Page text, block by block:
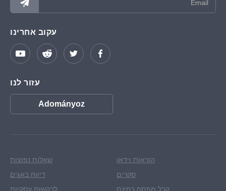
עקוב אחרינו
עזור לנו
Adományoz
הוראות וידאו
סקרים
קבל מפתח בחינם
שאלות נפוצות
דיווח באגים
לבקשות עסקיות